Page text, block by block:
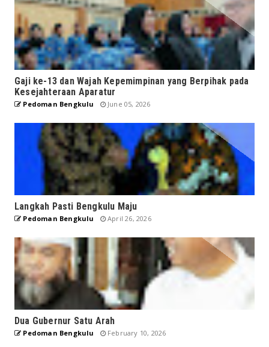
Gaji ke-13 dan Wajah Kepemimpinan yang Berpihak pada
Kesejahteraan Aparatur
Pedoman Bengkulu June 05, 2026
Langkah Pasti Bengkulu Maju
Pedoman Bengkulu April 26, 2026
Dua Gubernur Satu Arah
Pedoman Bengkulu February 10, 2026